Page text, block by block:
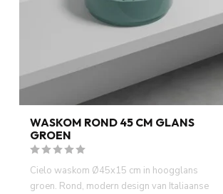
WASKOM ROND 45 CM GLANS
GROEN
Cielo waskom Ø45x15 cm in hoogglans
groen. Rond, modern design van Italiaanse